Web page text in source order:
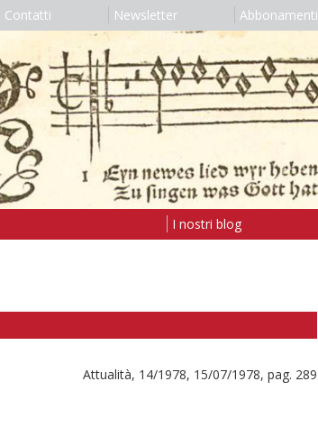
Contatti Newsletter Abbonamenti
I nostri blog
Attualità, 14/1978, 15/07/1978, pag. 289